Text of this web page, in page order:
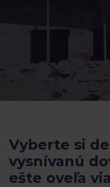
Vyberte si
vysnívanú
ešte oveľa